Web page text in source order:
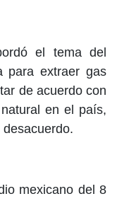
el tema del
para extraer gas
de acuerdo con
en el país,
mexicano del 8